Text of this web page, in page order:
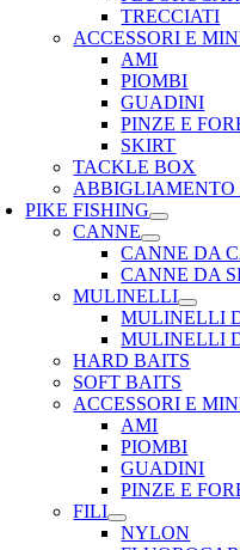
TRECCIATI
ACCESSORI E
AMI
PIOMBI
GUADINI
PINZE E
SKIRT
TACKLE BOX
ABBIGLIAMENTO
PIKE FISHING
CANNE
CANNE DA
CANNE DA
MULINELLI
MULINELLI
MULINELLI
HARD BAITS
SOFT BAITS
ACCESSORI E
AMI
PIOMBI
GUADINI
PINZE E
FILI
NYLON